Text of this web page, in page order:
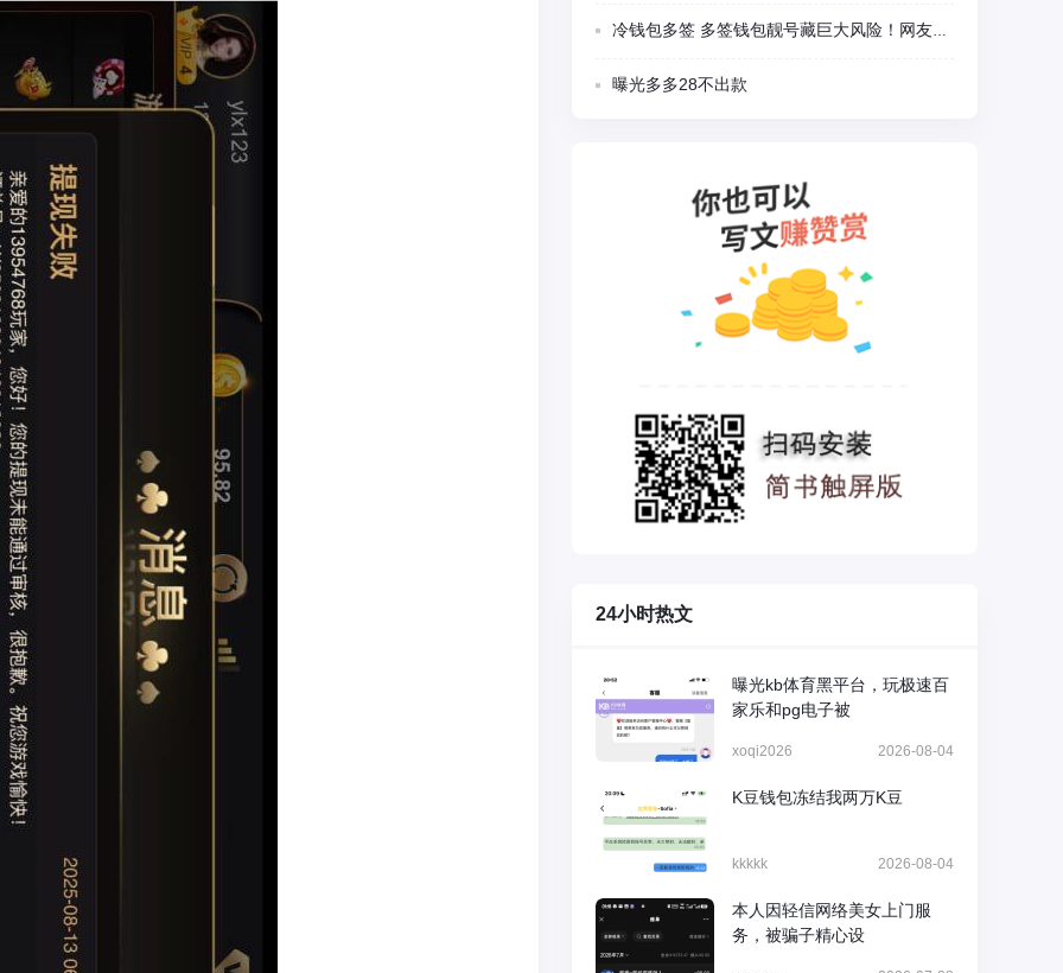
冷钱包多签 多签钱包靓号藏巨大风险！网友千U刚转入瞬间被盗 卖家留后门精准蹲守
曝光多多28不出款
24小时热文
曝光kb体育黑平台，玩极速百
家乐和pg电子被
xoqi2026 2026-08-04
K豆钱包冻结我两万K豆
kkkkk 2026-08-04
本人因轻信网络美女上门服
务，被骗子精心设